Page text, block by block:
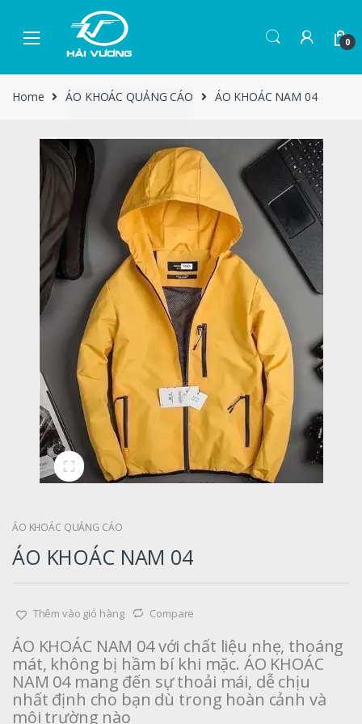
0
Home ÁO KHOÁC QUẢNG CÁO ÁO KHOÁC NAM 04
ÁO KHOÁC QUẢNG CÁO
ÁO KHOÁC NAM 04
Thêm vào giỏ hàng Compare
ÁO KHOÁC NAM 04 với chất liệu nhẹ, thoáng
mát, không bị hầm bí khi mặc. ÁO KHOÁC
NAM 04 mang đến sự thoải mái, dễ chịu
nhất định cho bạn dù trong hoàn cảnh và
môi trường nào